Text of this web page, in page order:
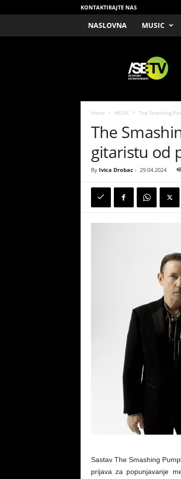
KONTAKTIRAJTE NAS
NASLOVNA MUSIC
Home MUSIC The Smashing
The
gitaristu od
By Ivica Drobac- 29.04.2024
Sastav The Smashing
prijava za popunjavanje